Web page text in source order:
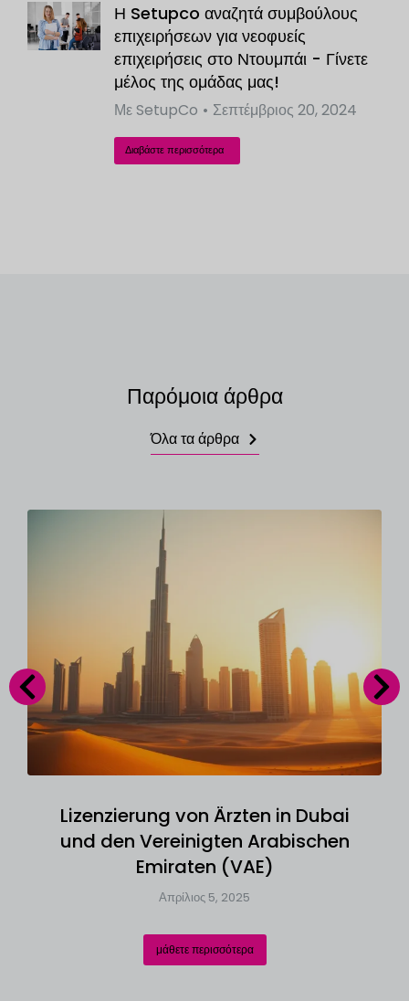
Η Setupco αναζητά συμβούλους
επιχειρήσεων για νεοφυείς
επιχειρήσεις στο Ντουμπάι - Γίνετε
μέλος της ομάδας μας!
ΜεSetupCo Σεπτέμβριος 20, 2024
Διαβάστε περισσότερα
Παρόμοια άρθρα
Όλα τα άρθρα
Lizenzierung von Ärzten in Dubai
und den Vereinigten Arabischen
Emiraten (VAE)
Απρίλιος 5, 2025
μάθετε περισσότερα